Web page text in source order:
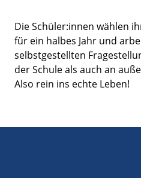
Die Schüler:innen wählen
für ein halbes Jahr und
selbstgestellten
der Schule als auch an
Also rein ins echte Leben!